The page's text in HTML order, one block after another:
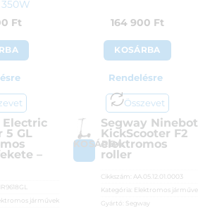
Ft
Electric
5 GL
–
járművek
164 900 Ft
KOSÁRBA
Rendelésre
Összevet
KOSÁRBA
Segway Ninebot
KickScooter F2
elektromos
roller
Cikkszám: AA.05.12.01.0003
Kategória: Elektromos
Gyártó: Segway